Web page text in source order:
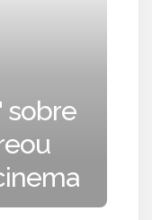
sobre